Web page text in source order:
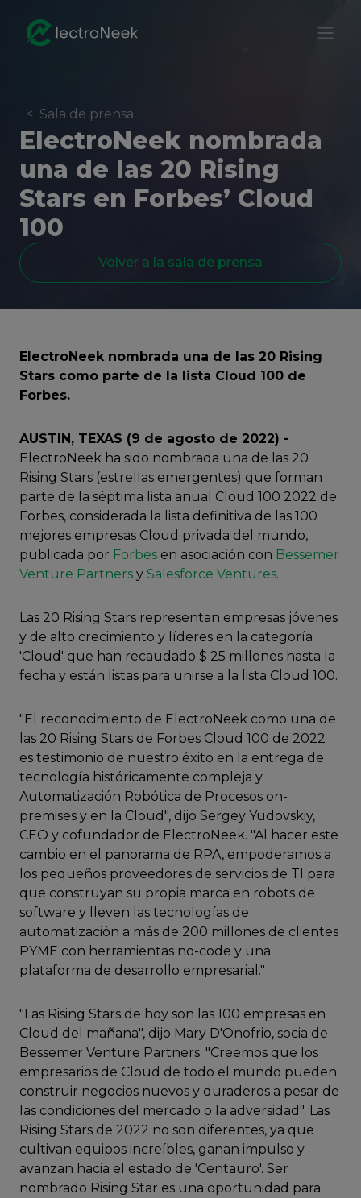
< Sala de prensa
ElectroNeek nombrada
una de las 20 Rising
Stars en Forbes’ Cloud
100
Volver a la sala de prensa
ElectroNeek nombrada una de las 20 Rising
Stars como parte de la lista Cloud 100 de
Forbes.
AUSTIN, TEXAS (9 de agosto de 2022) -
ElectroNeek ha sido nombrada una de las 20
Rising Stars (estrellas emergentes) que forman
parte de la séptima lista anual Cloud 100 2022 de
Forbes, considerada la lista definitiva de las 100
mejores empresas Cloud privada del mundo,
publicada por Forbes en asociación con Bessemer
Venture Partners y Salesforce Ventures.
Las 20 Rising Stars representan empresas jóvenes
y de alto crecimiento y líderes en la categoría
'Cloud' que han recaudado $ 25 millones hasta la
fecha y están listas para unirse a la lista Cloud 100.
"El reconocimiento de ElectroNeek como una de
las 20 Rising Stars de Forbes Cloud 100 de 2022
es testimonio de nuestro éxito en la entrega de
tecnología históricamente compleja y
Automatización Robótica de Procesos on-
premises y en la Cloud", dijo Sergey Yudovskiy,
CEO y cofundador de ElectroNeek. "Al hacer este
cambio en el panorama de RPA, empoderamos a
los pequeños proveedores de servicios de TI para
que construyan su propia marca en robots de
software y lleven las tecnologías de
automatización a más de 200 millones de clientes
PYME con herramientas no-code y una
plataforma de desarrollo empresarial."
"Las Rising Stars de hoy son las 100 empresas en
Cloud del mañana", dijo Mary D'Onofrio, socia de
Bessemer Venture Partners. "Creemos que los
empresarios de Cloud de todo el mundo pueden
construir negocios nuevos y duraderos a pesar de
las condiciones del mercado o la adversidad". Las
Rising Stars de 2022 no son diferentes, ya que
cultivan equipos increíbles, ganan impulso y
avanzan hacia el estado de 'Centauro'. Ser
nombrado Rising Star es una oportunidad para